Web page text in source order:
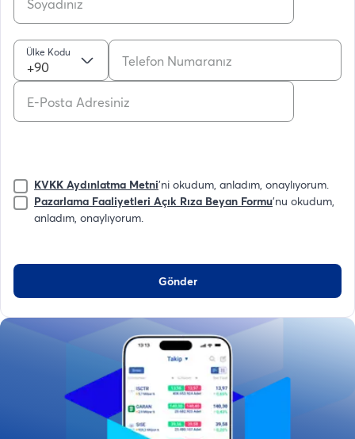
Ülke Kodu
+90
KVKK Aydınlatma Metni'ni okudum, anladım, onaylıyorum.
Pazarlama Faaliyetleri Açık Rıza Beyan Formu'nu okudum,
anladım, onaylıyorum.
Gönder